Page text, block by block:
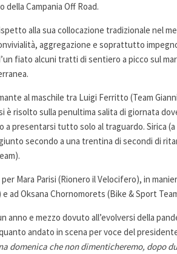
Campania Off Road.
alla sua collocazione tradizionale nel
aggregazione e soprattutto
fiato alcuni tratti di sentiero a picco sul
al maschile tra Luigi Ferritto (Team
è risolto sulla penultima salita di giornata
a presentarsi tutto solo al traguardo. Sirica
secondo a una trentina di secondi di
Mara Parisi (Rionero il Velocifero), in
ad Oksana Chornomorets (Bike & Sport
anno e mezzo dovuto all’evolversi della
andato in scena per voce del
domenica che non dimenticheremo, dopo